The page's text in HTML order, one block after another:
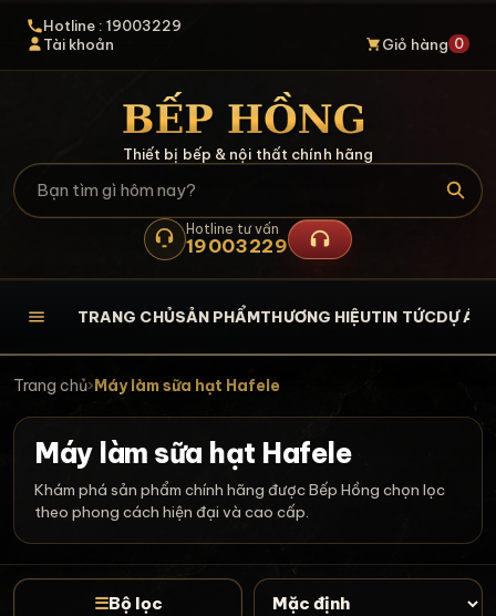
Hotline : 19003229
Tài khoản
Giỏ hàng 0
Thiết bị bếp & nội thất chính hãng
Hotline tư vấn
19003229
TRANG CHỦSẢN PHẨMTHƯƠNG HIỆUTIN TỨCDỰ ÁN
Trang chủ›Máy làm sữa hạt Hafele
Máy làm sữa hạt Hafele
Khám phá sản phẩm chính hãng được Bếp Hồng chọn lọc
theo phong cách hiện đại và cao cấp.
☰Bộ lọc